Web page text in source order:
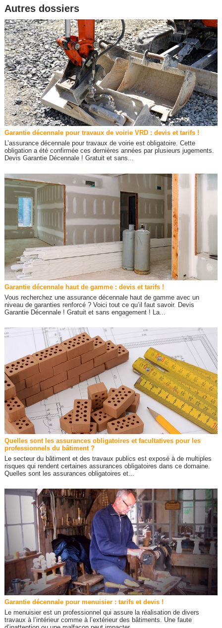
Autres dossiers
Garantie décennale pour travaux de voirie VRD : devis et tarifs !
L’assurance décennale pour travaux de voirie est obligatoire. Cette
obligation a été confirmée ces dernières années par plusieurs jugements.
Devis Garantie Décennale ! Gratuit et sans...
Garantie décennale haut de gamme : devis et tarifs !
Vous recherchez une assurance décennale haut de gamme avec un
niveau de garanties renforcé ? Voici tout ce qu’il faut savoir. Devis
Garantie Décennale ! Gratuit et sans engagement ! La...
Quelles sont les assurances obligatoires et facultatives pour les
professionnels du bâtiment ?
Le secteur du bâtiment et des travaux publics est exposé à de multiples
risques qui rendent certaines assurances obligatoires dans ce domaine.
Quelles sont les assurances obligatoires et...
Garantie décennale pour menuisier : tarifs et devis !
Le menuisier est un professionnel qui assure la réalisation de divers
travaux à l’intérieur comme à l’extérieur des bâtiments. Une faute